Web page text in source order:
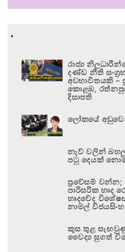
.
රාජ්‍ය
දණ්ඩ නීති
අවභාවිතයකි
කොළඹ,
දිසාපති
ලෝකයේ
නැව් වලින්
පටු දෙයක්
ප්‍රවේසම්
පාරිසරික හෘද
හෘදවේද
නාමල් විජයසිංහ
කුස තුළ
වෛද්‍ය සුගත්